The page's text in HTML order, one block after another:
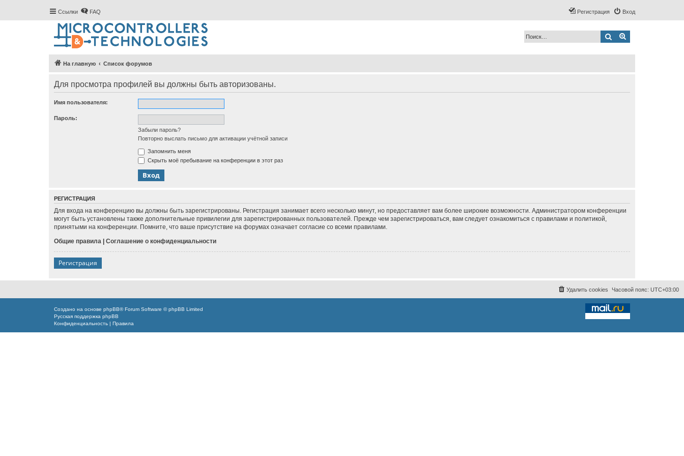
Ссылки FAQ Вход
Регистрация
Поиск
На главную Список форумов
Для просмотра профилей вы должны быть авторизованы.
Имя пользователя:
Пароль:
Забыли пароль?
Повторно выслать письмо для активации учётной записи
Запомнить меня
Скрыть моё пребывание на конференции в этот раз
РЕГИСТРАЦИЯ
Для входа на конференцию вы должны быть зарегистрированы. Регистрация занимает всего несколько минут, но предоставляет вам более широкие возможности. Администратором конференции
могут быть установлены также дополнительные привилегии для зарегистрированных пользователей. Прежде чем зарегистрироваться, вам следует ознакомиться с правилами и политикой,
принятыми на конференции. Помните, что ваше присутствие на форумах означает согласие со всеми правилами.
Общие правила | Соглашение о конфиденциальности
Регистрация
Часовой пояс: UTC+03:00
Удалить cookies
Создано на основе phpBB® Forum Software © phpBB Limited
Русская поддержка phpBB
Конфиденциальность | Правила